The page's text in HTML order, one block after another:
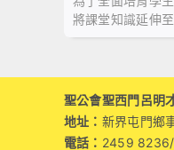
將課堂知識延伸
校訓導組於日前
系列工作坊。
聖公會聖西門呂
地址： 新界屯門鄉
電話： 2459